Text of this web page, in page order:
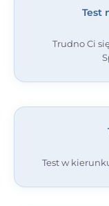
Test
Trudno Ci
Test w